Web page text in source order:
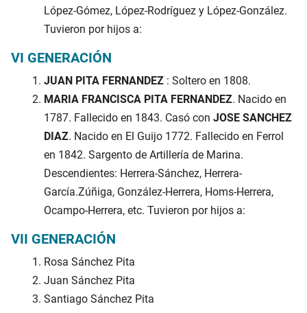
López-Gómez, López-Rodríguez y López-González.
Tuvieron por hijos a:
VI GENERACIÓN
JUAN PITA FERNANDEZ : Soltero en 1808.
MARIA FRANCISCA PITA FERNANDEZ. Nacido en
1787. Fallecido en 1843. Casó con JOSE SANCHEZ
DIAZ. Nacido en El Guijo 1772. Fallecido en Ferrol
en 1842. Sargento de Artillería de Marina.
Descendientes: Herrera-Sánchez, Herrera-
García.Zúñiga, González-Herrera, Homs-Herrera,
Ocampo-Herrera, etc. Tuvieron por hijos a:
VII GENERACIÓN
Rosa Sánchez Pita
Juan Sánchez Pita
Santiago Sánchez Pita